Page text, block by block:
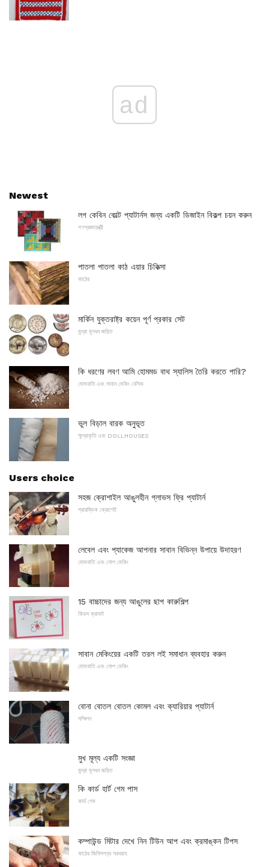
ad
Newest
লগ কেবিন কোল্ট প্যাটার্নস জন্য একটি ডিজাইন বিকল্প চয়ন করুন
গণপ্রজাতন্ত্রী
পাতলা পাতলা কাঠ এয়ার চিকিত্সা
কাঠের
মার্কিন যুক্তরাষ্ট্র কয়েন পূর্ণ প্রকার সেট
মুদ্রা মূলধন জড়িত
কি ধরণের লবণ আমি হোমমড বাথ স্যালিস তৈরি করতে পারি?
মোমবাতি এবং সাবান মেকিং বেসিক
ভুল বিড়াল বারক অনুভূত
ক্ষুদ্রাকৃতি এবং DOLLHOUSES
Users choice
সহজ ক্রোশাইল আঙুলহীন গ্লাভস ফ্রি প্যাটার্ন
প্রারম্ভিক ক্রোশেই
লেবেল এবং প্যাকেজ আপনার সাবান বিভিন্ন উপায়ে উদাহরণ
মোমবাতি এবং সোপ মেকিং
15 বাচ্চাদের জন্য আঙুলের ছাপ কারুশিল্প
কিডস ক্রাফট
সাবান মেকিংয়ের একটি তরল লই সমাধান ব্যবহার করুন
মোমবাতি এবং সোপ মেকিং
বোনা বোতল বোতল কোমল এবং ক্যারিয়ার প্যাটার্ন
সম্মিলন
মুখ মূল্য একটি সংজ্ঞা
মুদ্রা মূলধন জড়িত
কি কার্ড হার্ট গেম পাস
কার্ড গেম
কম্পাউন্ড মিটার দেখে নিন টিউন আপ এবং ক্রমাঙ্কন টিপস
কাঠের জিনিসপত্র সরবরাহ